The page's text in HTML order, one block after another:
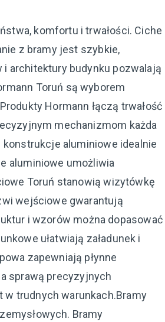
komfortu i trwałości. Ciche
z bramy jest szybkie,
architektury budynku pozwalają
Toruń są wyborem
Hormann łączą trwałość
mechanizmom każda
aluminiowe idealnie
aluminiowe umożliwia
Toruń stanowią wizytówkę
wejściowe gwarantują
i wzorów można dopasować
ułatwiają załadunek i
zapewniają płynne
sprawą precyzyjnych
w trudnych warunkach.Bramy
Bramy